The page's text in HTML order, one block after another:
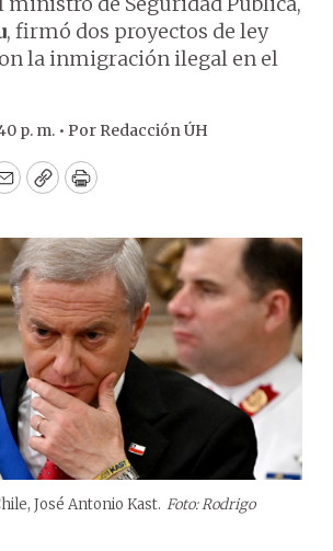
, firmó dos proyectos de ley
la inmigración ilegal en el
p. m. • Por Redacción ÚH
EmailCopyPrint
José Antonio Kast. Foto: Rodrigo